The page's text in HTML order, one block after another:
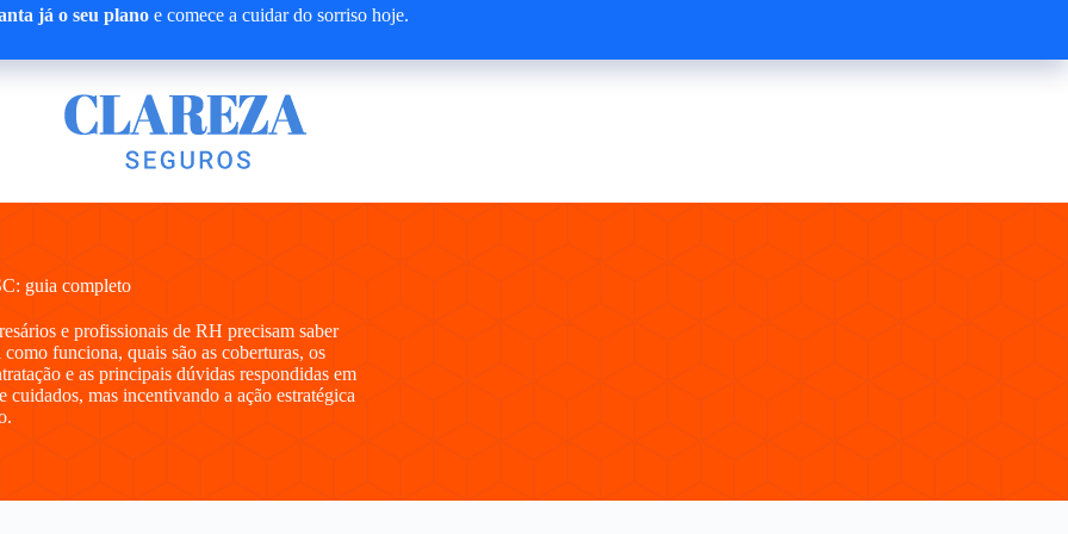
já o seu planoe comece a cuidar do sorriso hoje.
guia completo
e profissionais de RH precisam saber
funciona, quais são as coberturas, os
e as principais dúvidas respondidas em
mas incentivando a ação estratégica